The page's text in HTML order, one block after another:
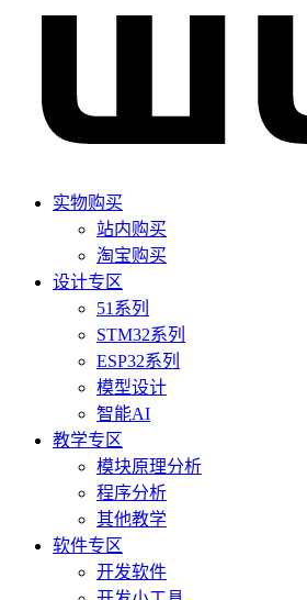
实物购买
站内购买
淘宝购买
设计专区
51系列
STM32系列
ESP32系列
模型设计
智能AI
教学专区
模块原理分析
程序分析
其他教学
软件专区
开发软件